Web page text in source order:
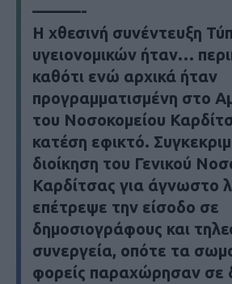
———-
Η χθεσινή συνέντευξη
υγειονομικών ήταν…
καθότι ενώ αρχικά ήταν
προγραμματισμένη στο
του Νοσοκομείου
κατέση εφικτό.
διοίκηση του Γενικού
Καρδίτσας για άγνωστο
επέτρεψε την είσοδο σε
δημοσιογράφους και
συνεργεία, οπότε τα
φορείς παραχώρησαν σε